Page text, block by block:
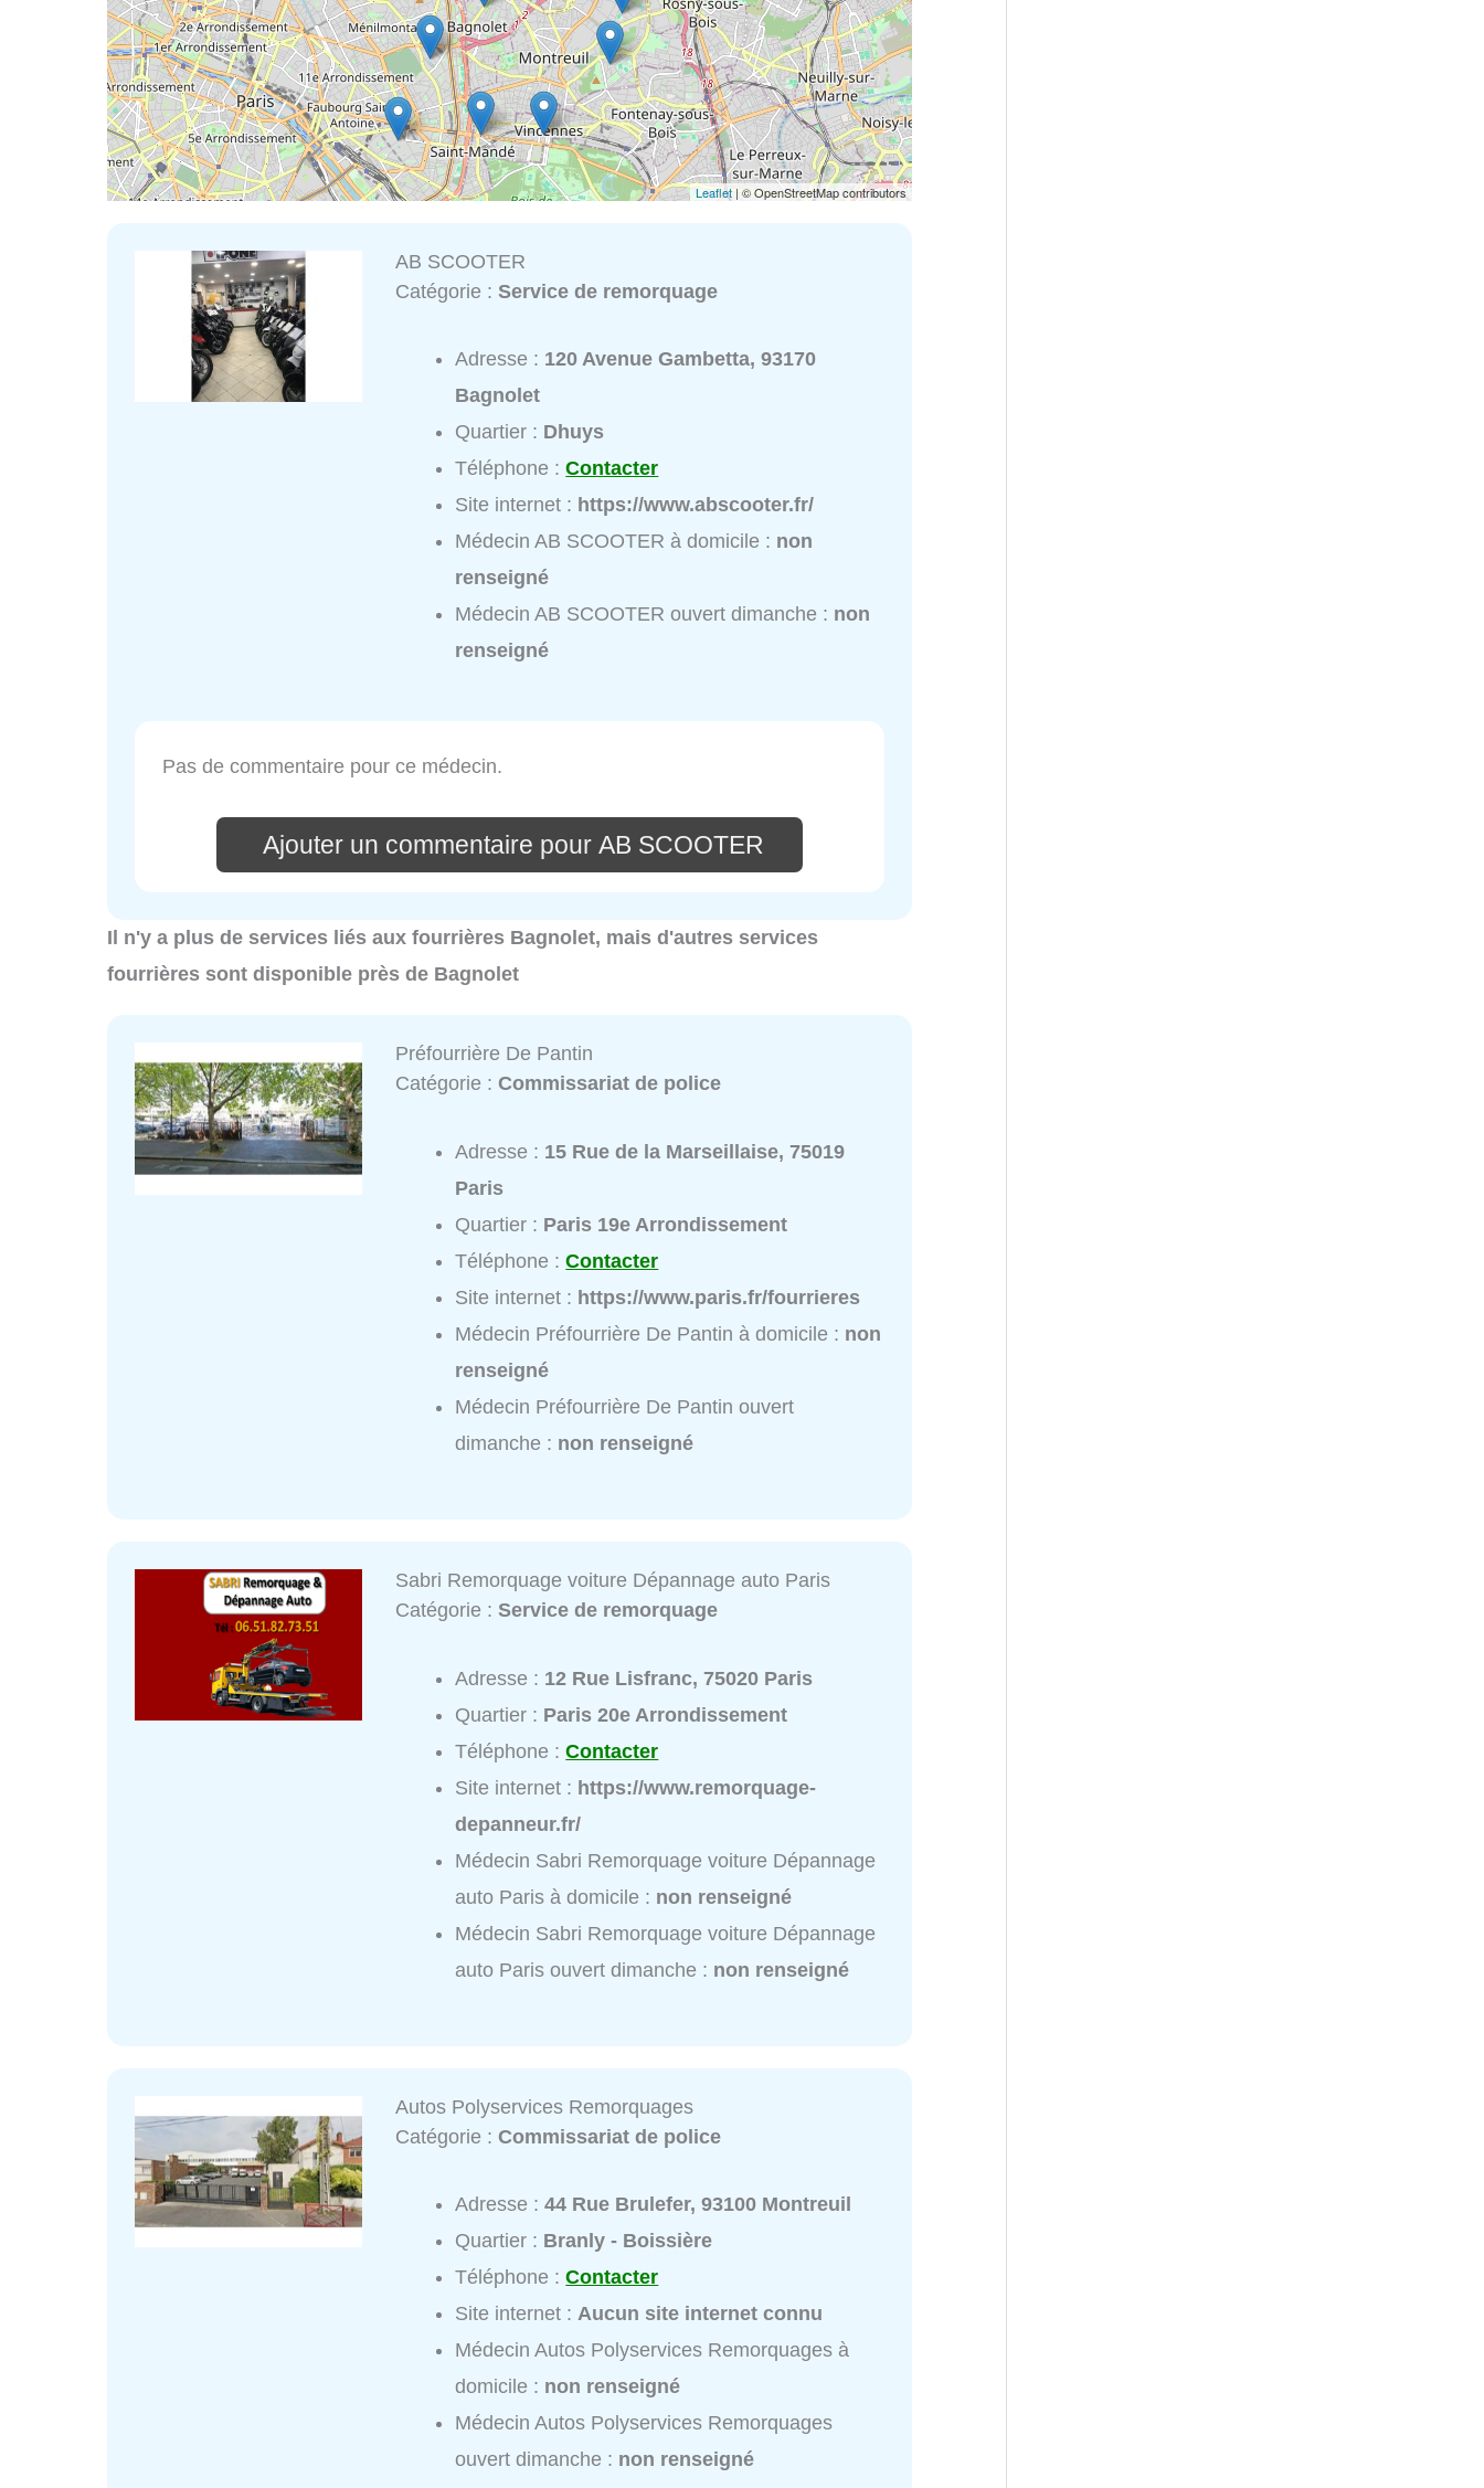
Leaflet| © OpenStreetMap contributors
AB SCOOTER
Catégorie :Service de remorquage
Adresse : 120 Avenue Gambetta, 93170
Bagnolet
Quartier : Dhuys
Téléphone :Contacter
Site internet : https://www.abscooter.fr/
Médecin AB SCOOTER à domicile : non
renseigné
Médecin AB SCOOTER ouvert dimanche : non
renseigné
Pas de commentaire pour ce médecin.
Ajouter un commentaire pour AB SCOOTER
Il n'y a plus de services liés aux fourrières Bagnolet, mais d'autres services
fourrières sont disponible près de Bagnolet
Préfourrière De Pantin
Catégorie :Commissariat de police
Adresse : 15 Rue de la Marseillaise, 75019
Paris
Quartier : Paris 19e Arrondissement
Téléphone :Contacter
Site internet : https://www.paris.fr/fourrieres
Médecin Préfourrière De Pantin à domicile : non
renseigné
Médecin Préfourrière De Pantin ouvert
dimanche : non renseigné
Sabri Remorquage voiture Dépannage auto Paris
Catégorie :Service de remorquage
Adresse : 12 Rue Lisfranc, 75020 Paris
Quartier : Paris 20e Arrondissement
Téléphone :Contacter
Site internet : https://www.remorquage-
depanneur.fr/
Médecin Sabri Remorquage voiture Dépannage
auto Paris à domicile : non renseigné
Médecin Sabri Remorquage voiture Dépannage
auto Paris ouvert dimanche : non renseigné
Autos Polyservices Remorquages
Catégorie :Commissariat de police
Adresse :44 Rue Brulefer, 93100 Montreuil
Quartier : Branly - Boissière
Téléphone :Contacter
Site internet :Aucun site internet connu
Médecin Autos Polyservices Remorquages à
domicile : non renseigné
Médecin Autos Polyservices Remorquages
ouvert dimanche : non renseigné